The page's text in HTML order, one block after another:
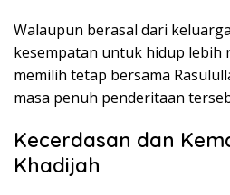
Walaupun berasal dari
kesempatan untuk hidup lebih
memilih tetap bersama
masa penuh penderitaan
Kecerdasan dan
Khadijah